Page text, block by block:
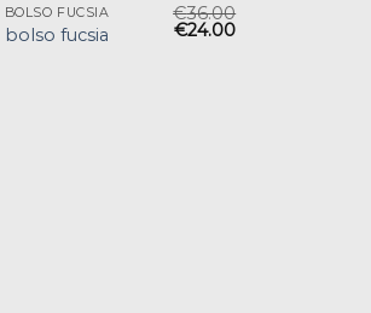
BOLSO FUCSIA
bolso fucsia
€36.00
€24.00